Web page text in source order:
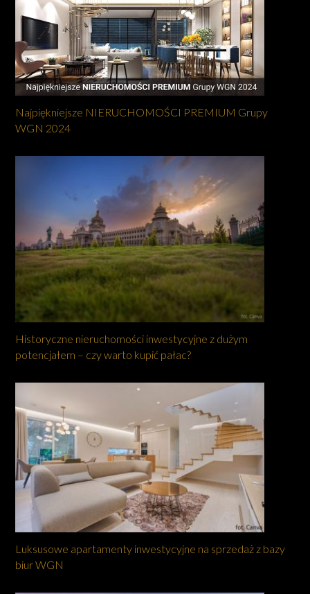
Najpiękniejsze NIERUCHOMOŚCI PREMIUM Grupy
WGN 2024
Historyczne nieruchomości inwestycyjne z dużym
potencjałem – czy warto kupić pałac?
Luksusowe apartamenty inwestycyjne na sprzedaż z bazy
biur WGN